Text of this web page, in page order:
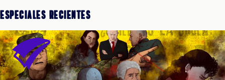
Especiales Recientes